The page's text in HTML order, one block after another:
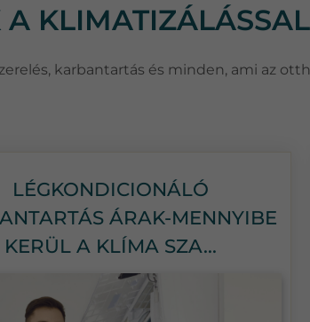
karbantartás és minden, ami az
LÉGKONDICIONÁLÓ
ÁRAK-MENNYIBE
KERÜL A KLÍMA SZA...